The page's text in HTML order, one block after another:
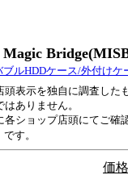
ブルHDDケース/外付けケ
表示を独自に調査した
ありません。
ショップ店頭にてご確
す。
価